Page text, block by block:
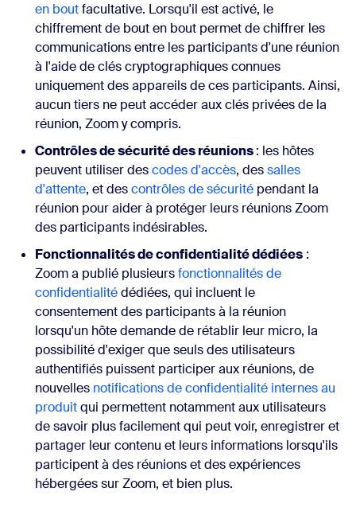
en boutfacultative. Lorsqu'il est activé, le
chiffrement de bout en bout permet de chiffrer les
communications entre les participants d'une réunion
à l'aide de clés cryptographiques connues
uniquement des appareils de ces participants. Ainsi,
aucun tiers ne peut accéder aux clés privées de la
réunion, Zoom y compris.
Contrôles de sécurité des réunions: les hôtes
peuvent utiliser descodes d'accès, dessalles
d'attente, et descontrôles de sécurité pendant la
réunion pour aider à protéger leurs réunions Zoom
des participants indésirables.
Fonctionnalités de confidentialité dédiées :
Zoom a publié plusieursfonctionnalités de
confidentialitédédiées, qui incluent le
consentement des participants à la réunion
lorsqu'un hôte demande de rétablir leur micro, la
possibilité d'exiger que seuls des utilisateurs
authentifiés puissent participer aux réunions, de
nouvelles notifications de confidentialité internes au
produitqui permettent notamment aux utilisateurs
de savoir plus facilement qui peut voir, enregistrer et
partager leur contenu et leurs informations lorsqu'ils
participent à des réunions et des expériences
hébergées sur Zoom, et bien plus.